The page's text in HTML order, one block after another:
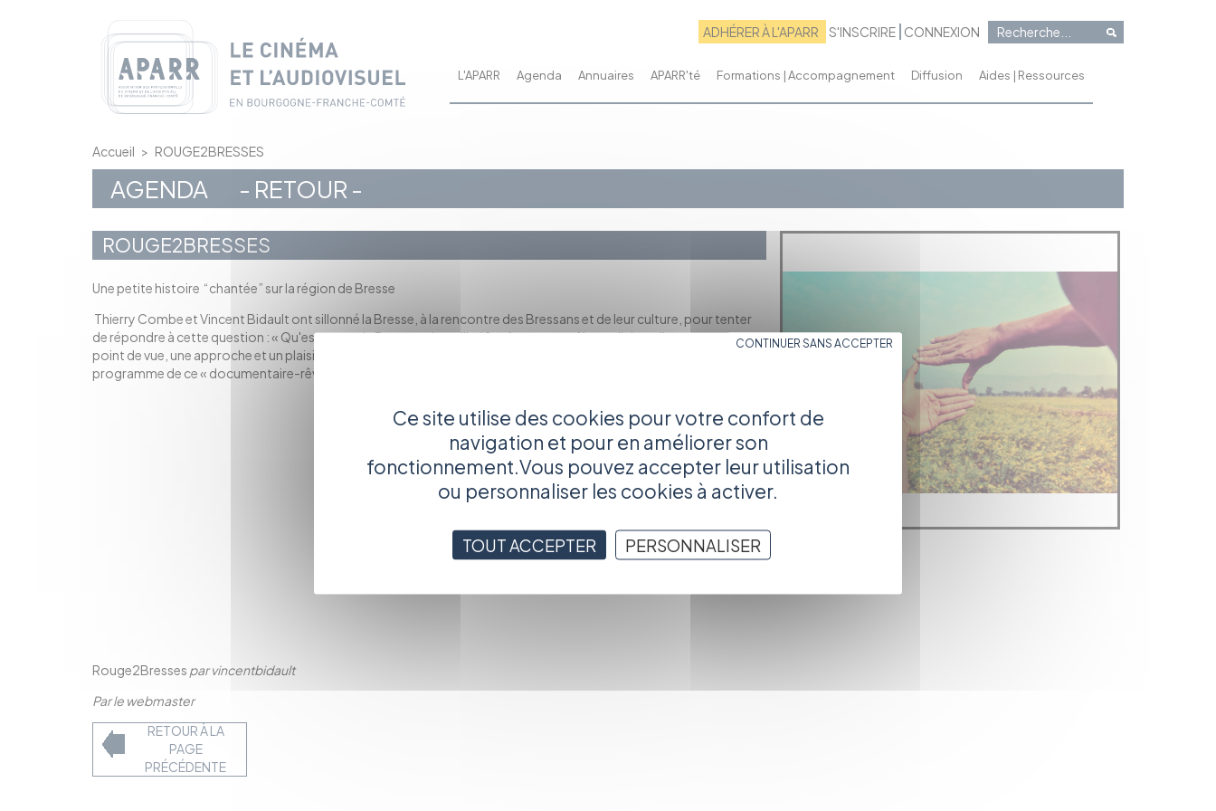
ADHÉRER À L'APARR S'INSCRIRE CONNEXION
L'APARR Agenda Annuaires APARR'té Formations | Accompagnement Diffusion Aides | Ressources
Accueil > ROUGE2BRESSES
AGENDA - RETOUR -
ROUGE2BRESSES
Une petite histoire “chantée” sur la région de Bresse
Thierry Combe et Vincent Bidault ont sillonné la Bresse, à la rencontre des Bressans et de leur culture, pour tenter
de répondre à cette question : « Qu'est ce que la Bresse aujourd'hui ? ». A travers ce film malicieux, ils proposent un
point de vue, une approche et un plaisir, celui de découvrir et de surprendre. Respect, poésie et étrangeté sont au
programme de ce « documentaire-rêverie » : Rouge 2 Bresses.
Rouge2Bresses parvincentbidault
Par le webmaster
RETOUR À LA
PAGE
PRÉCÉDENTE
Ce site utilise des cookies pour votre confort de
navigation et pour en améliorer son
fonctionnement.Vous pouvez accepter leur utilisation
ou personnaliser les cookies à activer.
TOUT ACCEPTER
CONTINUER SANS ACCEPTER
PERSONNALISER